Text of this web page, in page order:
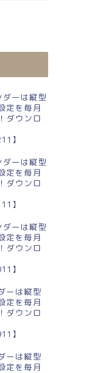
ーは縦型
定を毎月
ダウンロ
】
ーは縦型
定を毎月
ダウンロ
】
ーは縦型
定を毎月
ダウンロ
】
ーは縦型
定を毎月
ダウンロ
】
ーは縦型
定を毎月